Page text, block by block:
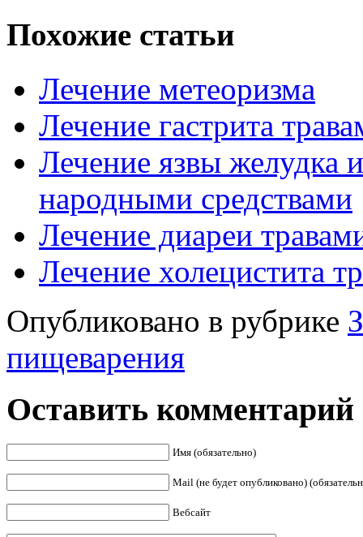
Похожие статьи
Лечение метеоризма
Лечение гастрита
Лечение язвы желудка
народными средствами
Лечение диареи
Лечение холецистита
Опубликовано в рубрике
пищеварения
Оставить комментарий
Имя (обязательно)
Mail (не будет опубликовано)
Вебсайт